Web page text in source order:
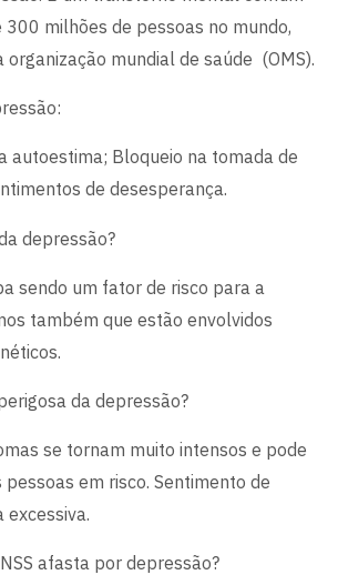
milhões de pessoas no mundo,
organização mundial de saúde (OMS).
autoestima; Bloqueio na tomada de
de desesperança.
depressão?
sendo um fator de risco para a
também que estão envolvidos
da depressão?
se tornam muito intensos e pode
em risco. Sentimento de
excessiva.
afasta por depressão?